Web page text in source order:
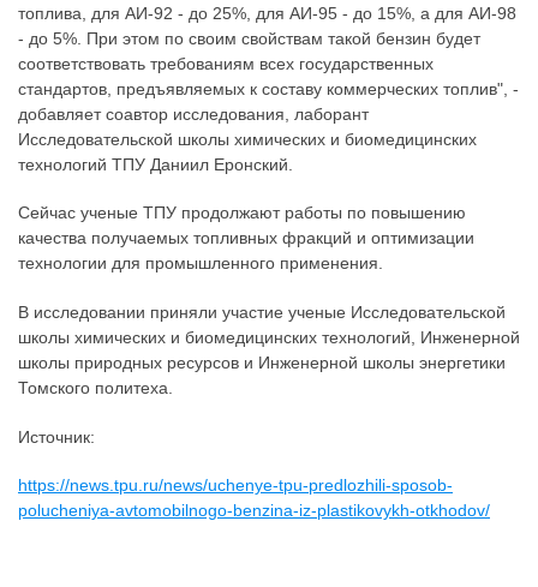
топлива, для АИ-92 - до 25%, для АИ-95 - до 15%, а для АИ-98
- до 5%. При этом по своим свойствам такой бензин будет
соответствовать требованиям всех государственных
стандартов, предъявляемых к составу коммерческих топлив", -
добавляет соавтор исследования, лаборант
Исследовательской школы химических и биомедицинских
технологий ТПУ Даниил Еронский.
Сейчас ученые ТПУ продолжают работы по повышению
качества получаемых топливных фракций и оптимизации
технологии для промышленного применения.
В исследовании приняли участие ученые Исследовательской
школы химических и биомедицинских технологий, Инженерной
школы природных ресурсов и Инженерной школы энергетики
Томского политеха.
Источник:
https://news.tpu.ru/news/uchenye-tpu-predlozhili-sposob-
polucheniya-avtomobilnogo-benzina-iz-plastikovykh-otkhodov/